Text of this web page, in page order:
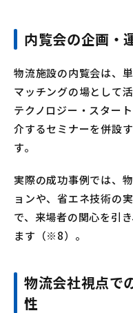
内覧会の企画・
物流施設の内覧会は、
マッチングの場として
テクノロジー・スター
介するセミナーを併設
す。
実際の成功事例では、
ョンや、省エネ技術の
で、来場者の関心を引
ます（※8）。
物流会社視点で
性